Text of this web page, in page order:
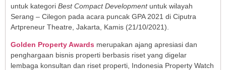
untuk kategori Best Compact Developmentuntuk wilayah
Serang – Cilegon pada acara puncak GPA 2021 di Ciputra
Artpreneur Theatre, Jakarta, Kamis (21/10/2021).
Golden Property Awards merupakan ajang apresiasi dan
penghargaan bisnis properti berbasis riset yang digelar
lembaga konsultan dan riset properti, Indonesia Property Watch